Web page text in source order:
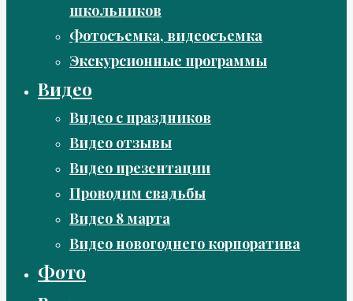
школьников
Фотосъемка, видеосъемка
Экскурсионные программы
Видео
Видео с праздников
Видео отзывы
Видео презентации
Проводим свадьбы
Видео 8 марта
Видео новогоднего корпоратива
Фото